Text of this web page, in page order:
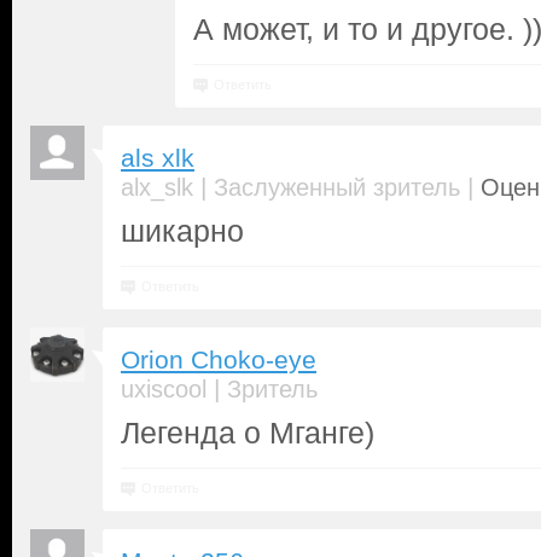
А может, и то и другое.
als xlk
alx_slk | Заслуженный зритель |
шикарно
Orion Choko-eye
uxiscool | Зритель
Легенда о Мганге)